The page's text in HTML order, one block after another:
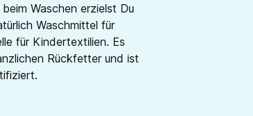
Waschen erzielst Du
Waschmittel für
für Kindertextilien. Es
Rückfetter und ist